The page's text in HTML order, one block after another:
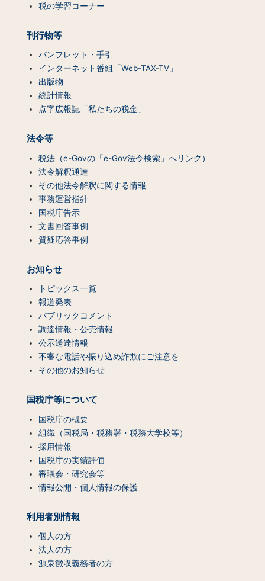
税の学習コーナー
刊行物等
パンフレット・手引
インターネット番組「Web-TAX-TV」
出版物
統計情報
点字広報誌「私たちの税金」
法令等
税法（e-Govの「e-Gov法令検索」へリンク）
法令解釈通達
その他法令解釈に関する情報
事務運営指針
国税庁告示
文書回答事例
質疑応答事例
お知らせ
トピックス一覧
報道発表
パブリックコメント
調達情報・公売情報
公示送達情報
不審な電話や振り込め詐欺にご注意を
その他のお知らせ
国税庁等について
国税庁の概要
組織（国税局・税務署・税務大学校等）
採用情報
国税庁の実績評価
審議会・研究会等
情報公開・個人情報の保護
利用者別情報
個人の方
法人の方
源泉徴収義務者の方